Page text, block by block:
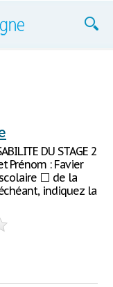
DU STAGE 2
Prénom : Favier
⬜ de la
indiquez la